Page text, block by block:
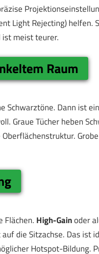
Light Rejecting) helfen.
ist meist teurer.
Raum
Schwarztöne. Dann ist
Graue Tücher heben
Flächen. High-Gainoder
die Sitzachse. Das ist
Hotspot-Bildung.